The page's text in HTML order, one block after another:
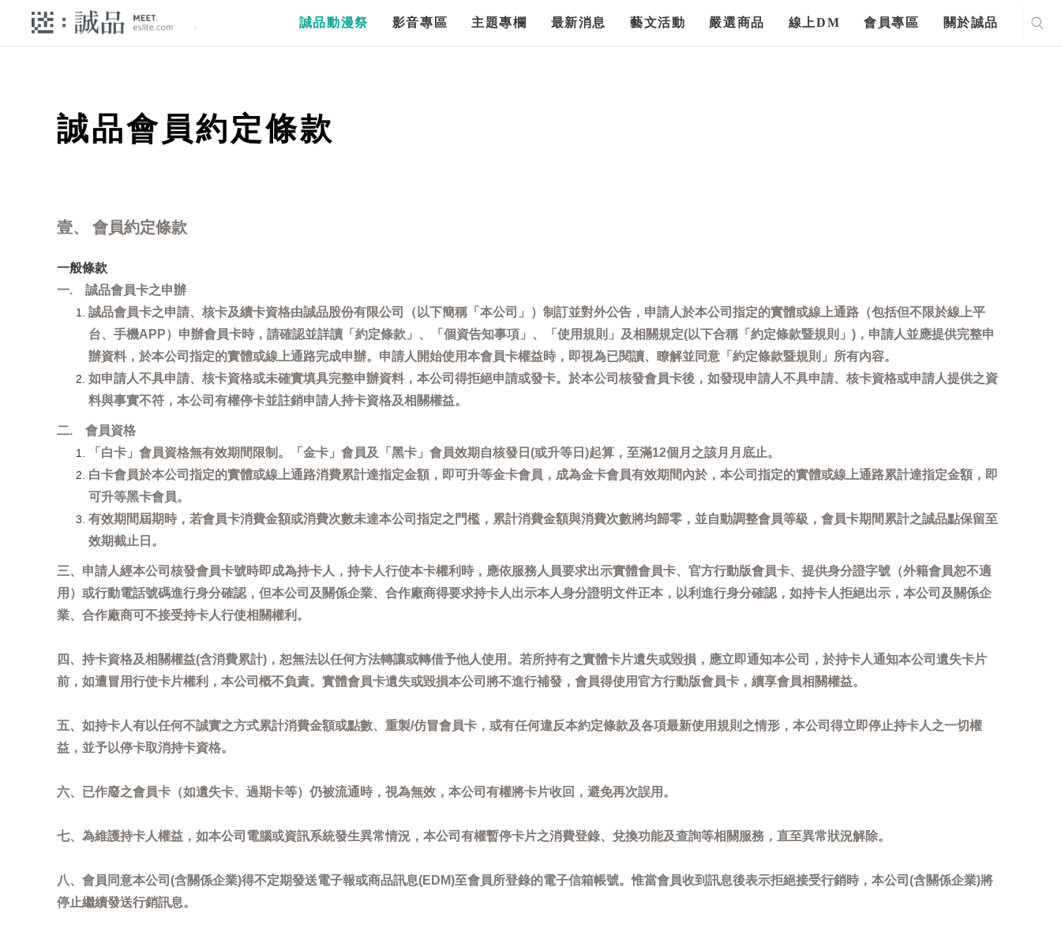
誠品動漫祭 影音專區 主題專欄 最新消息 藝文活動 嚴選商品 線上DM 會員專區 關於誠品
誠品會員約定條款
壹、 會員約定條款
一般條款
一. 誠品會員卡之申辦
誠品會員卡之申請、核卡及續卡資格由誠品股份有限公司（以下簡稱「本公司」）制訂並對外公告，申請人於本公司指定的實體或線上通路（包括但不限於線上平
台、手機APP）申辦會員卡時，請確認並詳讀「約定條款」、「個資告知事項」、「使用規則」及相關規定(以下合稱「約定條款暨規則」)，申請人並應提供完整申
辦資料，於本公司指定的實體或線上通路完成申辦。申請人開始使用本會員卡權益時，即視為已閱讀、瞭解並同意「約定條款暨規則」所有內容。
如申請人不具申請、核卡資格或未確實填具完整申辦資料，本公司得拒絕申請或發卡。於本公司核發會員卡後，如發現申請人不具申請、核卡資格或申請人提供之資
料與事實不符，本公司有權停卡並註銷申請人持卡資格及相關權益。
二. 會員資格
「白卡」會員資格無有效期間限制。「金卡」會員及「黑卡」會員效期自核發日(或升等日)起算，至滿12個月之該月月底止。
白卡會員於本公司指定的實體或線上通路消費累計達指定金額，即可升等金卡會員，成為金卡會員有效期間內於，本公司指定的實體或線上通路累計達指定金額，即
可升等黑卡會員。
有效期間屆期時，若會員卡消費金額或消費次數未達本公司指定之門檻，累計消費金額與消費次數將均歸零，並自動調整會員等級，會員卡期間累計之誠品點保留至
效期截止日。
三、申請人經本公司核發會員卡號時即成為持卡人，持卡人行使本卡權利時，應依服務人員要求出示實體會員卡、官方行動版會員卡、提供身分證字號（外籍會員恕不適
用）或行動電話號碼進行身分確認，但本公司及關係企業、合作廠商得要求持卡人出示本人身分證明文件正本，以利進行身分確認，如持卡人拒絕出示，本公司及關係企
業、合作廠商可不接受持卡人行使相關權利。
四、持卡資格及相關權益(含消費累計)，恕無法以任何方法轉讓或轉借予他人使用。若所持有之實體卡片遺失或毀損，應立即通知本公司，於持卡人通知本公司遺失卡片
前，如遭冒用行使卡片權利，本公司概不負責。實體會員卡遺失或毀損本公司將不進行補發，會員得使用官方行動版會員卡，續享會員相關權益。
五、如持卡人有以任何不誠實之方式累計消費金額或點數、重製/仿冒會員卡，或有任何違反本約定條款及各項最新使用規則之情形，本公司得立即停止持卡人之一切權
益，並予以停卡取消持卡資格。
六、已作廢之會員卡（如遺失卡、過期卡等）仍被流通時，視為無效，本公司有權將卡片收回，避免再次誤用。
七、為維護持卡人權益，如本公司電腦或資訊系統發生異常情況，本公司有權暫停卡片之消費登錄、兌換功能及查詢等相關服務，直至異常狀況解除。
八、會員同意本公司(含關係企業)得不定期發送電子報或商品訊息(EDM)至會員所登錄的電子信箱帳號。惟當會員收到訊息後表示拒絕接受行銷時，本公司(含關係企業)將
停止繼續發送行銷訊息。